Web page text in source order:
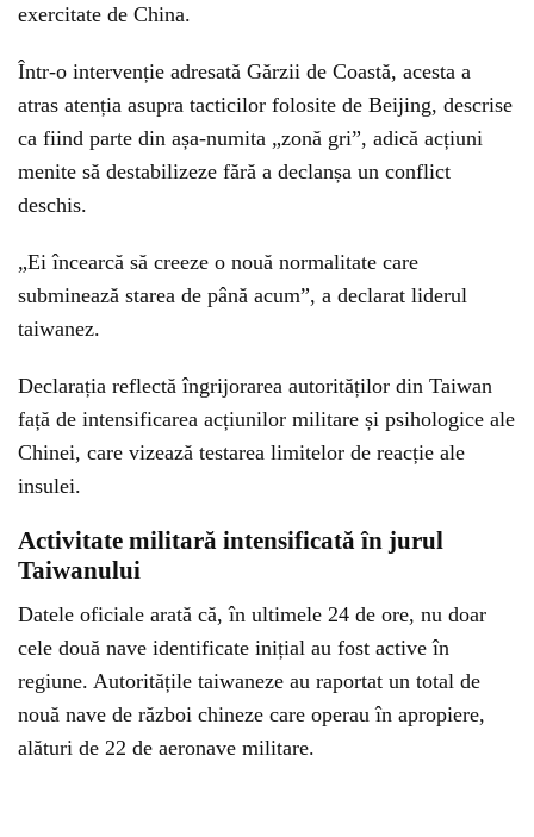
exercitate de China.
Într-o intervenție adresată Gărzii de Coastă, acesta a
atras atenția asupra tacticilor folosite de Beijing, descrise
ca fiind parte din așa-numita „zonă gri”, adică acțiuni
menite să destabilizeze fără a declanșa un conflict
deschis.
„Ei încearcă să creeze o nouă normalitate care
subminează starea de până acum”, a declarat liderul
taiwanez.
Declarația reflectă îngrijorarea autorităților din Taiwan
față de intensificarea acțiunilor militare și psihologice ale
Chinei, care vizează testarea limitelor de reacție ale
insulei.
Activitate militară intensificată în jurul
Taiwanului
Datele oficiale arată că, în ultimele 24 de ore, nu doar
cele două nave identificate inițial au fost active în
regiune. Autoritățile taiwaneze au raportat un total de
nouă nave de război chineze care operau în apropiere,
alături de 22 de aeronave militare.